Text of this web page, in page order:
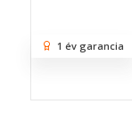
1 év garancia